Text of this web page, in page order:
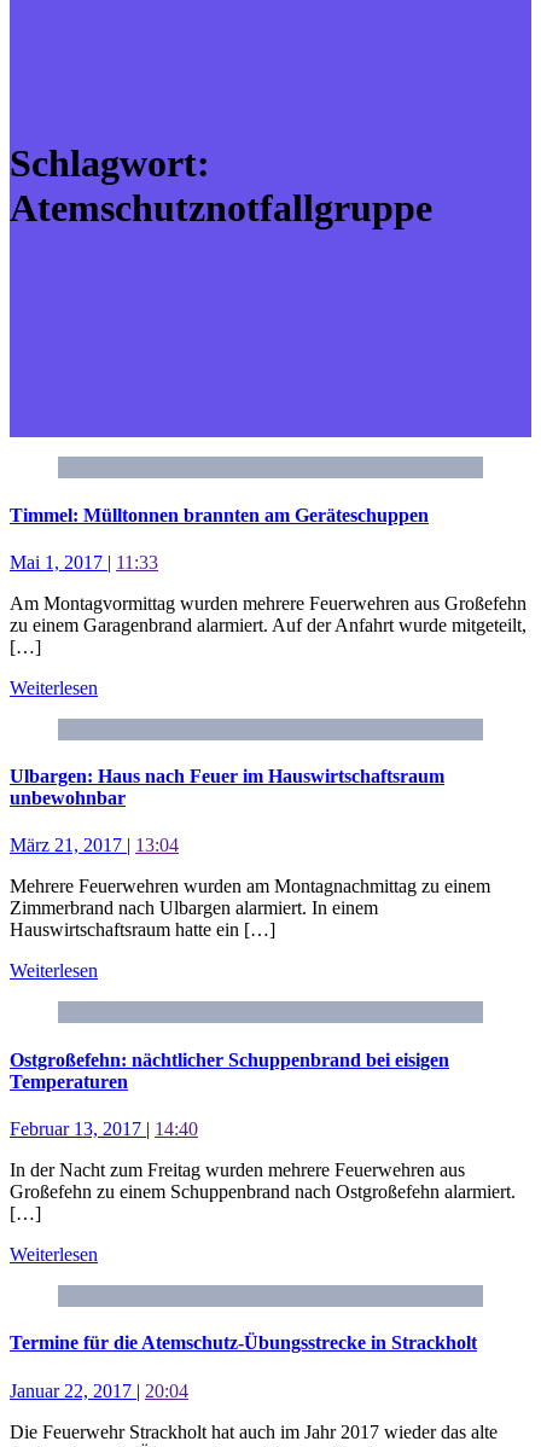
Schlagwort:
Atemschutznotfallgruppe
Timmel: Mülltonnen brannten am Geräteschuppen
Mai 1, 2017 | 11:33
Am Montagvormittag wurden mehrere Feuerwehren aus Großefehn
zu einem Garagenbrand alarmiert. Auf der Anfahrt wurde mitgeteilt,
[…]
Weiterlesen
Ulbargen: Haus nach Feuer im Hauswirtschaftsraum
unbewohnbar
März 21, 2017 | 13:04
Mehrere Feuerwehren wurden am Montagnachmittag zu einem
Zimmerbrand nach Ulbargen alarmiert. In einem
Hauswirtschaftsraum hatte ein […]
Weiterlesen
Ostgroßefehn: nächtlicher Schuppenbrand bei eisigen
Temperaturen
Februar 13, 2017 | 14:40
In der Nacht zum Freitag wurden mehrere Feuerwehren aus
Großefehn zu einem Schuppenbrand nach Ostgroßefehn alarmiert.
[…]
Weiterlesen
Termine für die Atemschutz-Übungsstrecke in Strackholt
Januar 22, 2017 | 20:04
Die Feuerwehr Strackholt hat auch im Jahr 2017 wieder das alte